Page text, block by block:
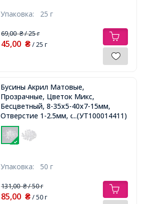
Упаковка: 25 г
69,00₴/ 25 г
45,00 ₴/ 25 г
Бусины Акрил Матовые,
Прозрачные, Цветок Микс,
Бесцветный, 8-35x5-40x7-15мм,
Отверстие 1-2.5мм, около 95шт/50г,
...(УТ100014411)
Упаковка: 50 г
131,00₴/ 50 г
85,00 ₴/ 50 г